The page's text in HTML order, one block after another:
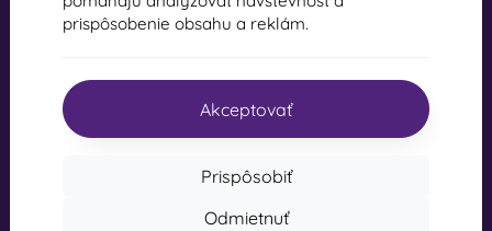
prispôsobenie obsahu a reklám.
Akceptovať
Prispôsobiť
Odmietnuť
mobil online, s.r.o.
M. Rázusa 13
44547722
IČ DPH:SK2022734318